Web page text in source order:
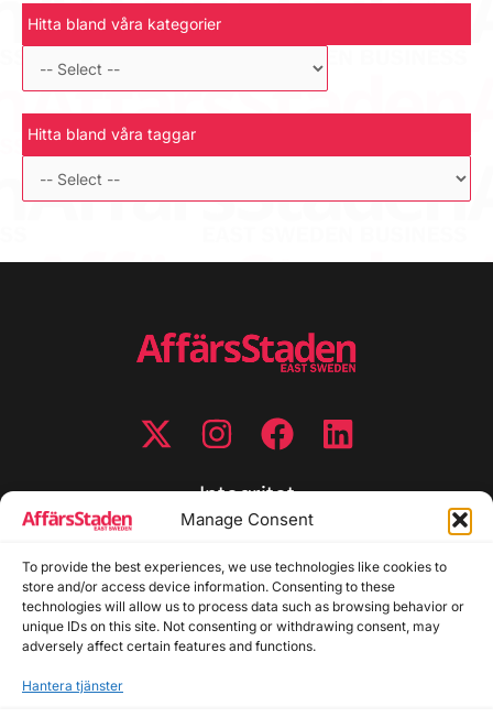
Manage Consent
To provide the best experiences, we use technologies like cookies to
store and/or access device information. Consenting to these
technologies will allow us to process data such as browsing behavior or
unique IDs on this site. Not consenting or withdrawing consent, may
adversely affect certain features and functions.
Hantera tjänster
Hitta bland våra kategorier
Hitta bland våra taggar
Integritet
Cookiepolicy
Disclaimer
Redaktionell policy
Utgivarinformation